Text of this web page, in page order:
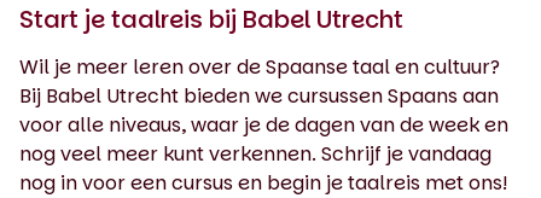
Start je taalreis bij Babel Utrecht
Wil je meer leren over de Spaanse taal en cultuur?
Bij Babel Utrecht bieden we cursussen Spaans aan
voor alle niveaus, waar je de dagen van de week en
nog veel meer kunt verkennen. Schrijf je vandaag
nog in voor een cursus en begin je taalreis met ons!